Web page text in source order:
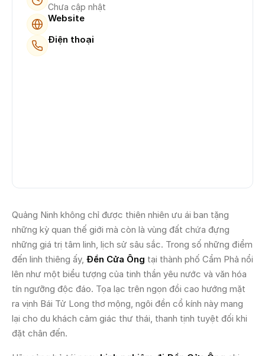
Chưa cập nhật
Website
Điện thoại
Quảng Ninh không chỉ được thiên nhiên ưu ái ban tặng
những kỳ quan thế giới mà còn là vùng đất chứa đựng
những giá trị tâm linh, lịch sử sâu sắc. Trong số những điểm
đến linh thiêng ấy, Đền Cửa Ông tại thành phố Cẩm Phả nổi
lên như một biểu tượng của tinh thần yêu nước và văn hóa
tín ngưỡng độc đáo. Tọa lạc trên ngọn đồi cao hướng mặt
ra vịnh Bái Tử Long thơ mộng, ngôi đền cổ kính này mang
lại cho du khách cảm giác thư thái, thanh tịnh tuyệt đối khi
đặt chân đến.